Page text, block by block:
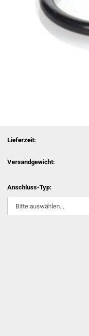
Lieferzeit:
Versandgewicht:
Anschluss-Typ: